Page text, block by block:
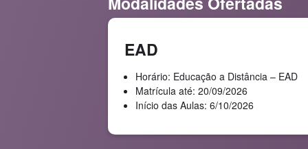
EAD
Horário: Educação a Distância – EAD
Matrícula até: 20/09/2026
Início das Aulas: 6/10/2026